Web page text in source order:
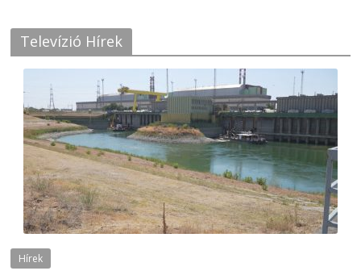
Televízió Hírek
Hírek